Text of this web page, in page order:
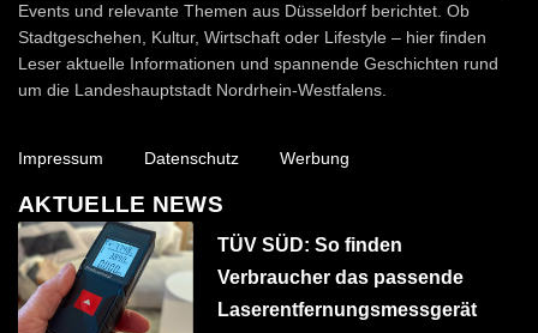
Events und relevante Themen aus Düsseldorf berichtet. Ob
Stadtgeschehen, Kultur, Wirtschaft oder Lifestyle – hier finden
Leser aktuelle Informationen und spannende Geschichten rund
um die Landeshauptstadt Nordrhein-Westfalens.
Impressum Datenschutz Werbung
AKTUELLE NEWS
TÜV SÜD: So finden
Verbraucher das passende
Laserentfernungsmessgerät